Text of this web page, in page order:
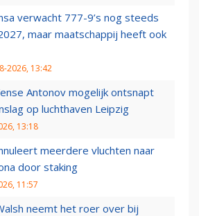
verwacht 777-9’s nog steeds
maar maatschappij heeft ook
2026, 13:42
Antonov mogelijk ontsnapt
op luchthaven Leipzig
13:18
meerdere vluchten naar
door staking
11:57
neemt het roer over bij